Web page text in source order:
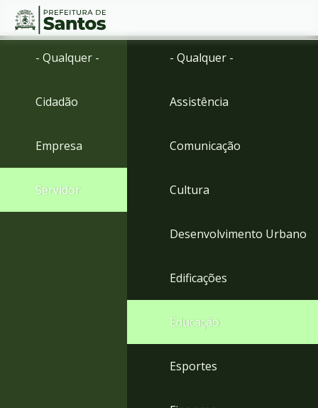
Ir
menu
para
Conteúdo
- Qualquer -
Cidadão
Empresa
Servidor
- Qualquer -
Assistência
Comunicação
Cultura
Desenvolvimento Urbano
Edificações
Educação
Esportes